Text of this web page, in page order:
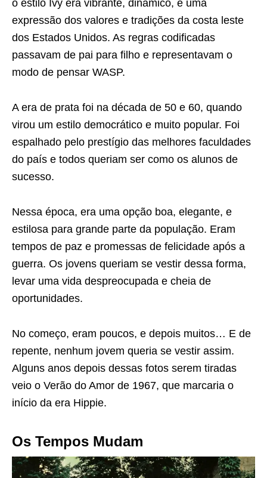
o estilo Ivy era vibrante, dinâmico, e uma
expressão dos valores e tradições da costa leste
dos Estados Unidos. As regras codificadas
passavam de pai para filho e representavam o
modo de pensar WASP.
A era de prata foi na década de 50 e 60, quando
virou um estilo democrático e muito popular. Foi
espalhado pelo prestígio das melhores faculdades
do país e todos queriam ser como os alunos de
sucesso.
Nessa época, era uma opção boa, elegante, e
estilosa para grande parte da população. Eram
tempos de paz e promessas de felicidade após a
guerra. Os jovens queriam se vestir dessa forma,
levar uma vida despreocupada e cheia de
oportunidades.
No começo, eram poucos, e depois muitos… E de
repente, nenhum jovem queria se vestir assim.
Alguns anos depois dessas fotos serem tiradas
veio o Verão do Amor de 1967, que marcaria o
início da era Hippie.
Os Tempos Mudam